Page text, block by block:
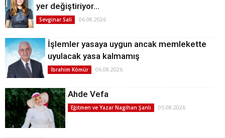
yer değiştiriyor…
Sevginar Sali 06.08.2026
İşlemler yasaya uygun ancak memlekette
uyulacak yasa kalmamış
İbrahim Kömür 06.08.2026
Ahde Vefa
Eğitmen ve Yazar Nagihan Şanlı 05.08.2026